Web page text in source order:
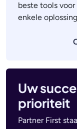
beste tools
enkele
Uw
prioriteit
Partner First